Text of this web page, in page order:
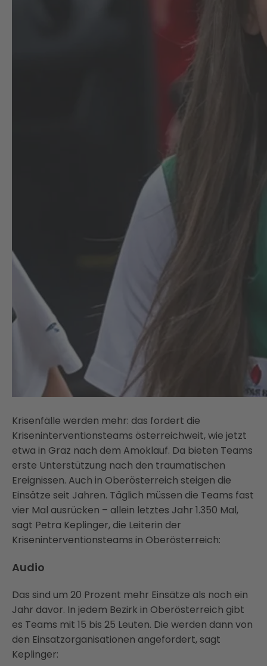
Krisenfälle werden mehr: das fordert die
Kriseninterventionsteams österreichweit, wie jetzt
etwa in Graz nach dem Amoklauf. Da bieten Teams
erste Unterstützung nach den traumatischen
Ereignissen. Auch in Oberösterreich steigen die
Einsätze seit Jahren. Täglich müssen die Teams fast
vier Mal ausrücken – allein letztes Jahr 1.350 Mal,
sagt Petra Keplinger, die Leiterin der
Kriseninterventionsteams in Oberösterreich:
Audio
Das sind um 20 Prozent mehr Einsätze als noch ein
Jahr davor. In jedem Bezirk in Oberösterreich gibt
es Teams mit 15 bis 25 Leuten. Die werden dann von
den Einsatzorganisationen angefordert, sagt
Keplinger: